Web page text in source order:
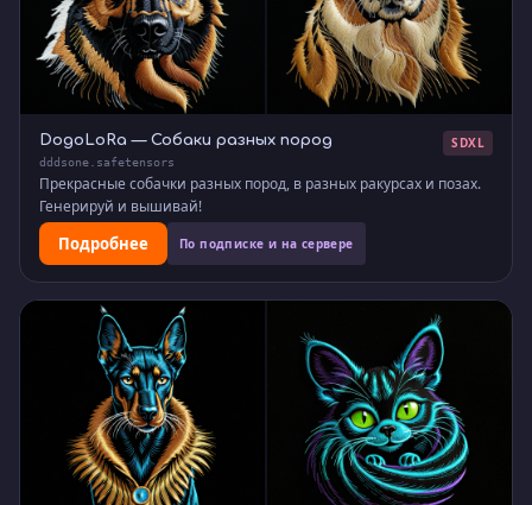
DogoLoRa — Собаки разных пород
dddsone.safetensors
SDXL
Прекрасные собачки разных пород, в разных ракурсах и позах.
Генерируй и вышивай!
Подробнее По подписке и на сервере